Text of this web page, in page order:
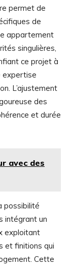
permet de
de
appartement
singulières,
ce projet à
expertise
L’ajustement
des
et durée
avec des
possibilité
intégrant un
exploitant
et finitions qui
Cette